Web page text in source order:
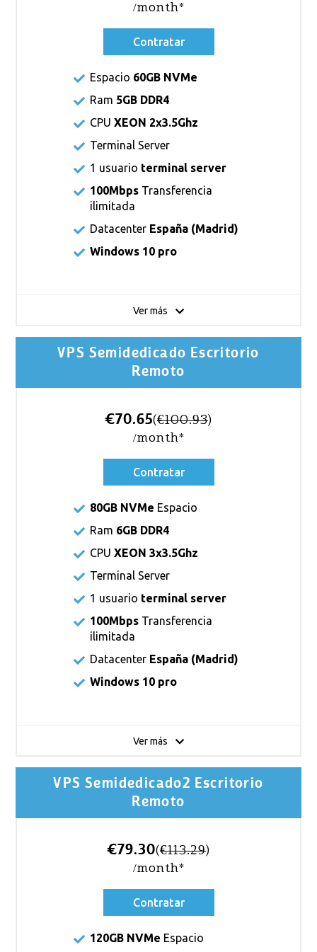
/month*
Contratar
Espacio 60GB NVMe
Ram 5GB DDR4
CPU XEON 2x3.5Ghz
Terminal Server
1 usuario terminal server
100Mbps Transferencia
ilimitada
Datacenter España (Madrid)
Windows 10 pro
Ver más
VPS Semidedicado Escritorio
Remoto
€70.65(€100.93)
/month*
Contratar
80GB NVMe Espacio
Ram 6GB DDR4
CPU XEON 3x3.5Ghz
Terminal Server
1 usuario terminal server
100Mbps Transferencia
ilimitada
Datacenter España (Madrid)
Windows 10 pro
Ver más
VPS Semidedicado2 Escritorio
Remoto
€79.30(€113.29)
/month*
Contratar
120GB NVMe Espacio